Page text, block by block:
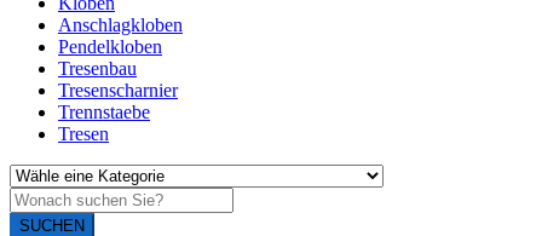
Anschlagkloben
Pendelkloben
Tresenbau
Tresenscharnier
Trennstaebe
Tresen
SUCHEN